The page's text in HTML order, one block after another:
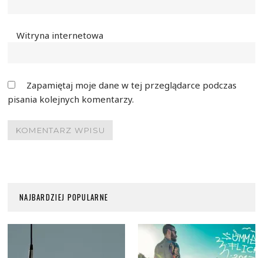
Witryna internetowa
Zapamiętaj moje dane w tej przeglądarce podczas
pisania kolejnych komentarzy.
NAJBARDZIEJ POPULARNE